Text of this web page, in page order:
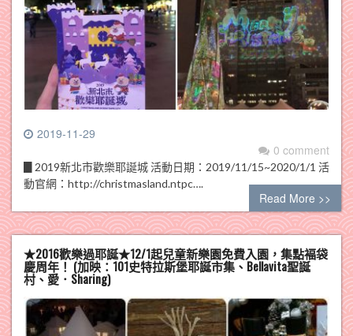
2019-11-29
0 comment
▊2019新北市歡樂耶誕城 活動日期：2019/11/15~2020/1/1 活
動官網：http://christmasland.ntpc….
Read More >>
★2016歡樂過耶誕★12/1起兒童新樂園免費入園，集點褔袋
慶周年！ (加映：101史特拉斯堡耶誕市集、Bellavita聖誕
村、愛．Sharing)